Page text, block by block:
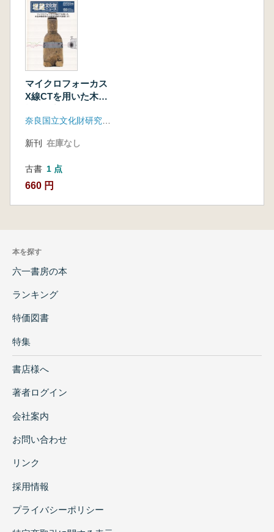
マイクロフォーカス
X線CTを用いた木造
輪年代調査(2)
新刊 在庫なし
古書 1 点
660 円
本を探す
六一書房の本
ランキング
特価図書
特集
書店様へ
著者ログイン
会社案内
お問い合わせ
リンク
採用情報
プライバシーポリシー